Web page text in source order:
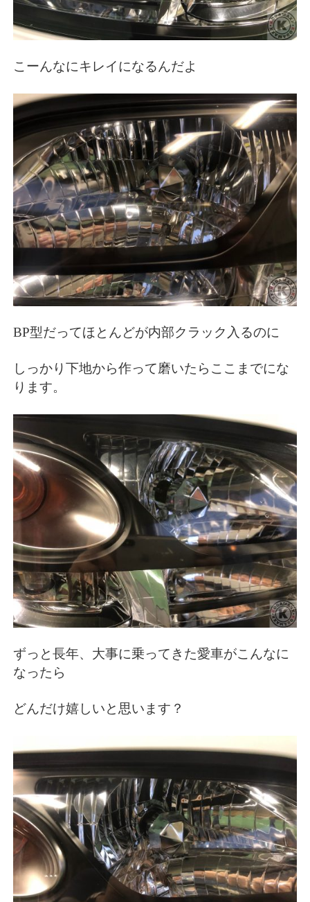
こーんなにキレイになるんだよ
BP型だってほとんどが内部クラック入るのに
しっかり下地から作って磨いたらここまでにな
ります。
ずっと長年、大事に乗ってきた愛車がこんなに
なったら
どんだけ嬉しいと思います？